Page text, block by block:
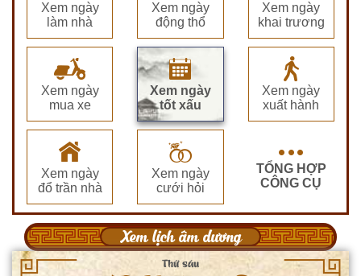
Xem ngày
làm nhà
Xem ngày
động thổ
Xem ngày
khai trương
Xem ngày
mua xe
Xem ngày
tốt xấu
Xem ngày
xuất hành
Xem ngày
đổ trần nhà
Xem ngày
cưới hỏi
TỔNG HỢP
CÔNG CỤ
Xem lịch âm dương
Thứ sáu